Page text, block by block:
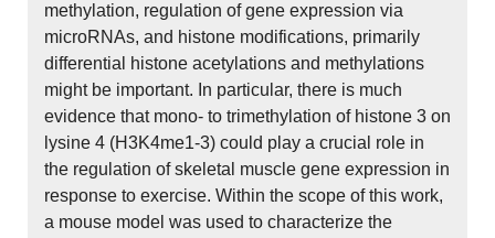
methylation, regulation of gene expression via
microRNAs, and histone modifications, primarily
differential histone acetylations and methylations
might be important. In particular, there is much
evidence that mono- to trimethylation of histone 3 on
lysine 4 (H3K4me1-3) could play a crucial role in
the regulation of skeletal muscle gene expression in
response to exercise. Within the scope of this work,
a mouse model was used to characterize the